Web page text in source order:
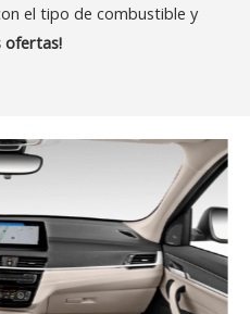
el tipo de combustible y
ofertas!